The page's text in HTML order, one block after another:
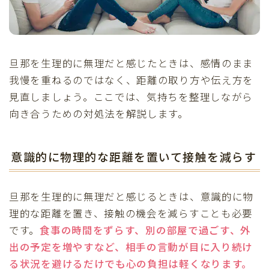
旦那を生理的に無理だと感じたときは、感情のまま
我慢を重ねるのではなく、距離の取り方や伝え方を
見直しましょう。ここでは、気持ちを整理しながら
向き合うための対処法を解説します。
意識的に物理的な距離を置いて接触を減らす
旦那を生理的に無理だと感じるときは、意識的に物
理的な距離を置き、接触の機会を減らすことも必要
です。食事の時間をずらす、別の部屋で過ごす、外
出の予定を増やすなど、相手の言動が目に入り続け
る状況を避けるだけでも心の負担は軽くなります。